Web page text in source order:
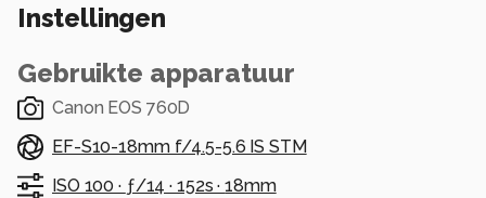
Instellingen
Gebruikte apparatuur
Canon EOS 760D
EF-S10-18mm f/4.5-5.6 IS STM
ISO 100 · ƒ/14 · 152s ·18mm